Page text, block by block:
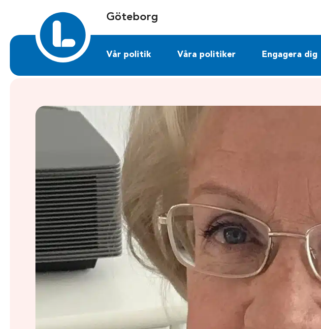
Göteborg
Vår politik Våra politiker Engagera dig